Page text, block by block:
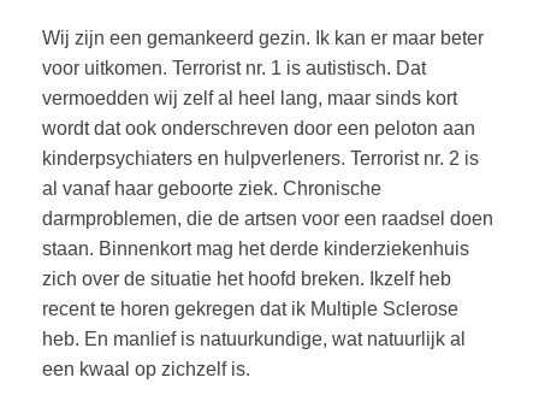
Wij zijn een gemankeerd gezin. Ik kan er maar beter
voor uitkomen. Terrorist nr. 1 is autistisch. Dat
vermoedden wij zelf al heel lang, maar sinds kort
wordt dat ook onderschreven door een peloton aan
kinderpsychiaters en hulpverleners. Terrorist nr. 2 is
al vanaf haar geboorte ziek. Chronische
darmproblemen, die de artsen voor een raadsel doen
staan. Binnenkort mag het derde kinderziekenhuis
zich over de situatie het hoofd breken. Ikzelf heb
recent te horen gekregen dat ik Multiple Sclerose
heb. En manlief is natuurkundige, wat natuurlijk al
een kwaal op zichzelf is.